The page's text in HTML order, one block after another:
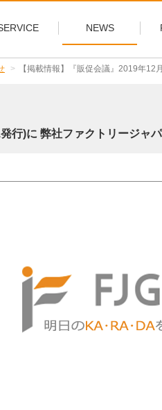
NEWS
【掲載情報】『販促会議』2019年12月
行)に 弊社ファクトリージャ